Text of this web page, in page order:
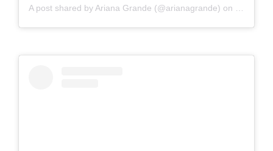
A post shared by Ariana Grande (@arianagrande) on